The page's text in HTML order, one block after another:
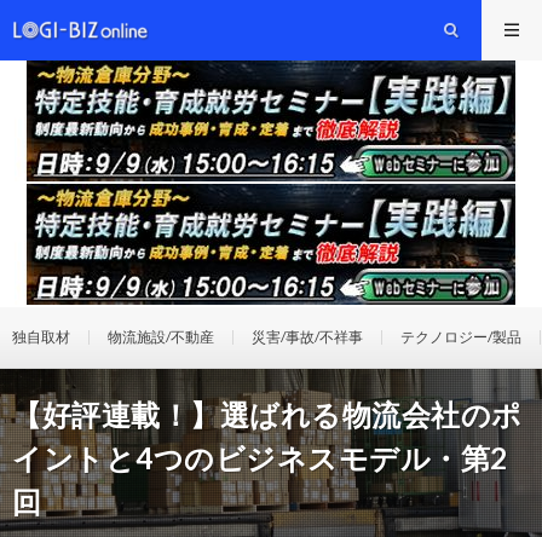
独自取材 物流施設/不動産 災害/事故/不祥事 テクノロジー/製品
【好評連載！】選ばれる物流会社のポ
イントと4つのビジネスモデル・第2
回